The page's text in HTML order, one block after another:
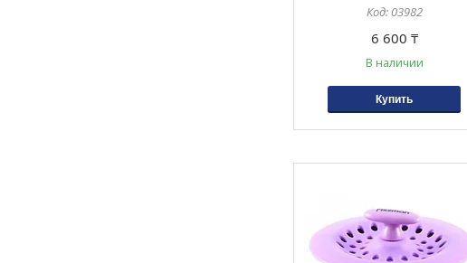
03982
6 600 ₸
В наличии
Купить